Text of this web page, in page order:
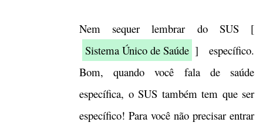
Nem sequer lembrar do SUS [
Sistema Único de Saúde ] específico.
Bom, quando você fala de saúde
específica, o SUS também tem que ser
específico! Para você não precisar entrar